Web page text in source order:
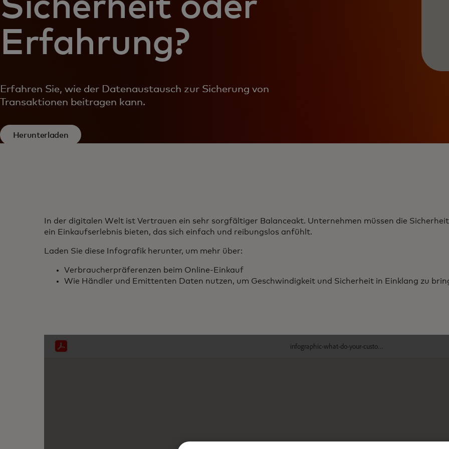
Sicherheit oder
Erfahrung?
Erfahren Sie, wie der Datenaustausch zur Sicherung von
Transaktionen beitragen kann.
Herunterladen
In der digitalen Welt ist Vertrauen ein sehr sorgfältiger Balanceakt. Unternehmen müssen die
ein Einkaufserlebnis bieten, das sich einfach und reibungslos anfühlt.
Laden Sie diese Infografik herunter, um mehr über:
Verbraucherpräferenzen beim Online-Einkauf
Wie Händler und Emittenten Daten nutzen, um Geschwindigkeit und Sicherheit in Einklang zu